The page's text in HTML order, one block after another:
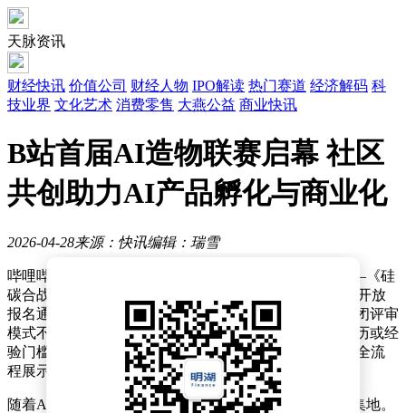
天脉资讯
财经快讯 价值公司 财经人物 IPO解读 热门赛道 经济解码 科
技业界 文化艺术 消费零售 大燕公益 商业快讯
B站首届AI造物联赛启幕 社区
共创助力AI产品孵化与商业化
2026-04-28来源：快讯编辑：瑞雪
哔哩哔哩（B站）近日宣布启动首届AI造物主题赛事——《硅
碳合战·S1——首届bilibili AI造物联赛》，面向全体用户开放
报名通道。与传统黑客松活动聚焦专业开发者、采用封闭评审
模式不同，该赛事创新采用赛季制形式，不设技术、学历或经
验门槛，鼓励所有用户以视频创作形式参与AI产品开发全流
程展示。
随着AI技术加速渗透，B站已成为技术爱好者的重要聚集地。